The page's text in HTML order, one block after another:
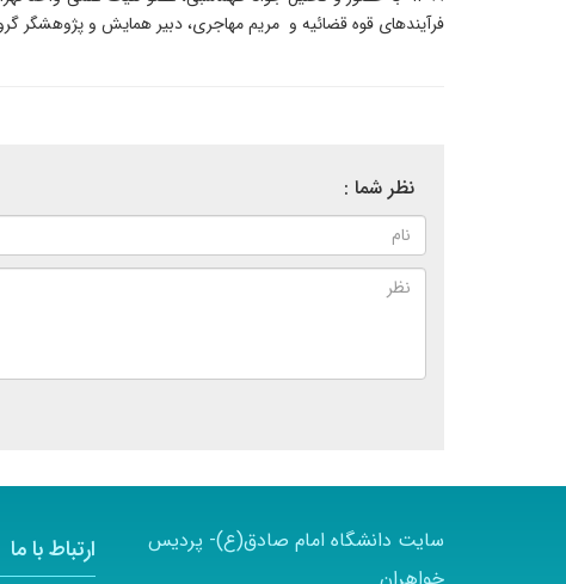
فرآیندهای قوه قضائیه و مریم مهاجری، دبیر همایش و پژوهشگر
نظر شما :
سایت دانشگاه امام صادق(ع)- پردیس
ارتباط با ما